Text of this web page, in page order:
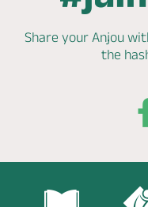
Share your Anjou
the